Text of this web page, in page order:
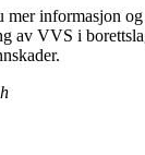
mer informasjon
av VVS i